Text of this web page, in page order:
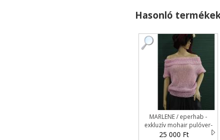
Hasonló
MARLENE / eperhab -
exkluzív mohair pulóver-
kézzel kötött
25 000 Ft